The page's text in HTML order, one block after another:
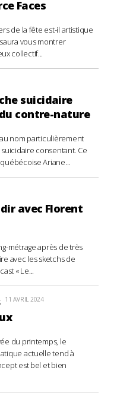
Faces
de la fête est-il artistique
vous montrer
collectif...
suicidaire
contre-nature
nom particulièrement
consentant. Ce
Ariane...
avec Florent
métrage après de très
avec les sketchs de
« Le...
11 AVRIL 2024
du printemps, le
actuelle tend à
est bel et bien